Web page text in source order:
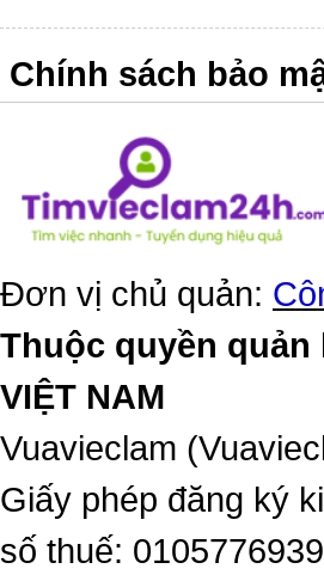
Chính sách bảo
Đơn vị chủ quản:
Thuộc quyền quản
VIỆT NAM
Vuavieclam
Giấy phép đăng ký
số thuế: